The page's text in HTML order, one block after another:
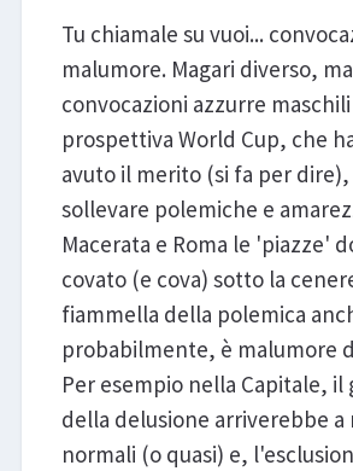
Tu chiamale su vuoi...
malumore. Magari diverso, ma
convocazioni azzurre
prospettiva World Cup, che
avuto il merito (si fa per dire),
sollevare polemiche e
Macerata e Roma le 'piazze'
covato (e cova) sotto la
fiammella della polemica
probabilmente, è malumore
Per esempio nella Capitale, il
della delusione arriverebbe a
normali (o quasi) e,